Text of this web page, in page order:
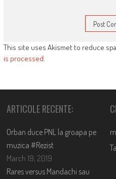
This site uses Akismet to reduce
is processed.
ARTICOLE RECENTE:
Orban duce PNL la groapa pe
muzica #Rezist
March 19, 2019
Rares versus Mandachi sau